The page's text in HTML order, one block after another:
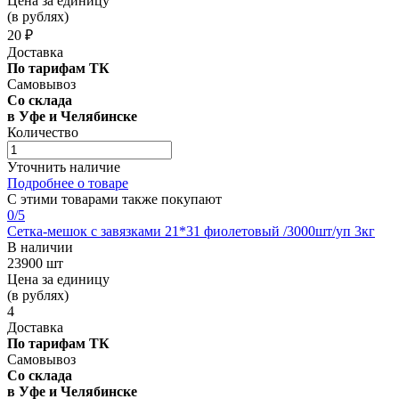
(в рублях)
20 ₽
Доставка
По тарифам ТК
Самовывоз
Со склада
в Уфе и Челябинске
Количество
Уточнить наличие
Подробнее о товаре
С этими товарами также покупают
0/5
Сетка-мешок с завязками 21*31 фиолетовый /3000шт/уп 3кг
В наличии
23900 шт
Цена за единицу
(в рублях)
4
Доставка
По тарифам ТК
Самовывоз
Со склада
в Уфе и Челябинске